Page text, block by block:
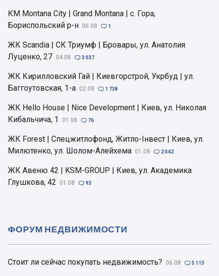
КМ Montana City | Grand Montana | с. Гора,
Бориспольский р-н 06.08  1
ЖК Scandia | СК Триумф | Бровары, ул. Анатолия
Луценко, 27 04.08  3 037
ЖК Кирилловский Гай | Киевгорстрой, Укрбуд | ул.
Баггоутовская, 1-а 02.08  1 738
ЖК Hello House | Nice Development | Киев, ул. Николая
Кибальчича, 1
01.08  76
ЖК Forest | Спецжитлофонд, Житло-Інвест | Киев, ул.
Милютенко, ул. Шолом-Алейхема 01.08  2 042
ЖК Авеню 42 | KSM-GROUP | Киев, ул. Академика
Глушкова, 42
01.08  93
Стоит ли сейчас покупать недвижимость? 06.08  5 113
ФОРУМ НЕДВИЖИМОСТИ